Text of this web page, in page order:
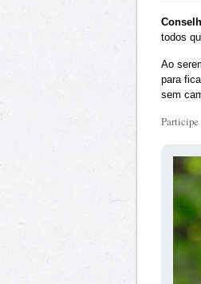
todos
Ao
para
sem
Participe